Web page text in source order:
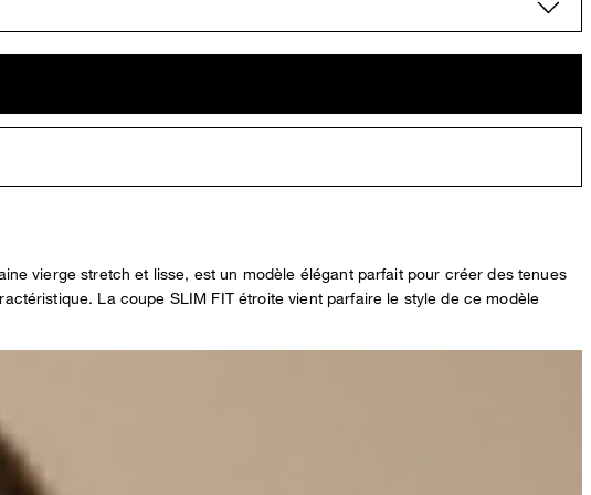
vierge stretch et lisse, est un modèle élégant parfait pour créer des tenues
La coupe SLIM FIT étroite vient parfaire le style de ce modèle